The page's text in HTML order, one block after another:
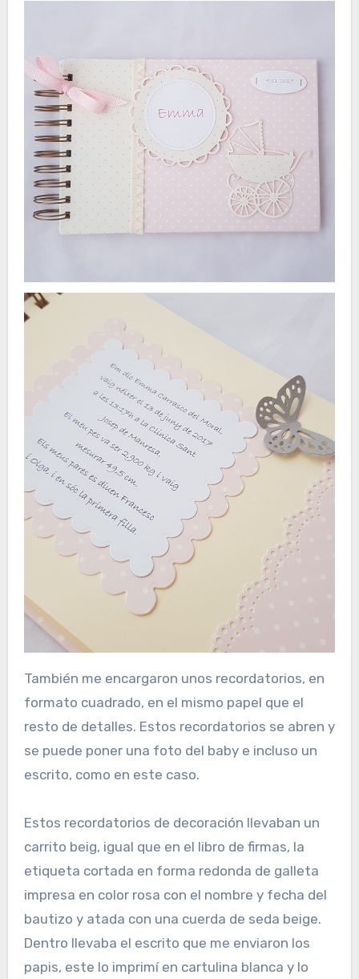
También me encargaron unos recordatorios, en
formato cuadrado, en el mismo papel que el
resto de detalles. Estos recordatorios se abren y
se puede poner una foto del baby e incluso un
escrito, como en este caso.
Estos recordatorios de decoración llevaban un
carrito beig, igual que en el libro de firmas, la
etiqueta cortada en forma redonda de galleta
impresa en color rosa con el nombre y fecha del
bautizo y atada con una cuerda de seda beige.
Dentro llevaba el escrito que me enviaron los
papis, este lo imprimí en cartulina blanca y lo